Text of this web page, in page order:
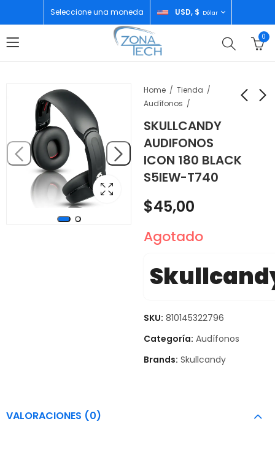
Seleccione una moneda USD, $ Dólar
0
Home
Tienda
Audífonos
SKULLCANDY
AUDIFONOS
ICON 180 BLACK
S5IEW-T740
AUDIFONOS HESH
360 BLACK S6HOW-
T740
$ 85,00
AUDIFONOS ICON 180
BONE S5IEW-T001
$45,00
$45,00
Agotado
SKU: 810145322796
Categoría: Audífonos
Brands: Skullcandy
VALORACIONES (0)